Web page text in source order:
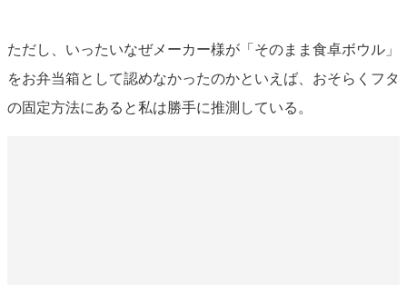
ただし、いったいなぜメーカー様が「そのまま食卓ボウル」
をお弁当箱として認めなかったのかといえば、おそらくフタ
の固定方法にあると私は勝手に推測している。